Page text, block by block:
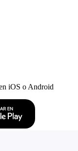
iOS o Android